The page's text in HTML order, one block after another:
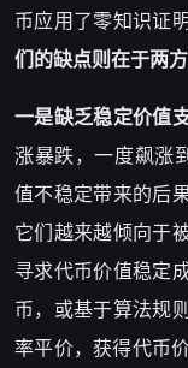
币应用了零知识证
们的缺点则在于两方
一是缺乏稳定价值
涨暴跌，一度飙涨
值不稳定带来的后
它们越来越倾向于
寻求代币价值稳定
币，或基于算法规
率平价，获得代币